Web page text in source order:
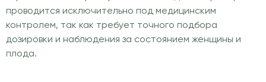
проводится исключительно под медицинским
контролем, так как требует точного подбора
дозировки и наблюдения за состоянием женщины и
плода.